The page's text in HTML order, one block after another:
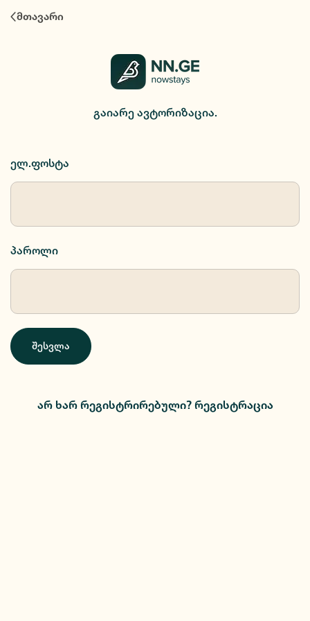
მთავარი
გაიარე ავტორიზაცია.
ელ.ფოსტა
პაროლი
შესვლა
არ ხარ რეგისტრირებული? რეგისტრაცია
ავტორიზაცია